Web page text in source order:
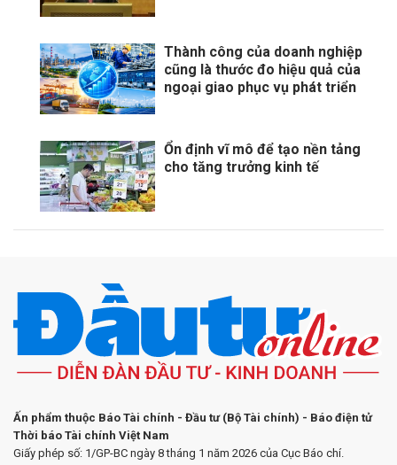
Thành công của doanh nghiệp
cũng là thước đo hiệu quả của
ngoại giao phục vụ phát triển
Ổn định vĩ mô để tạo nền tảng
cho tăng trưởng kinh tế
Ấn phẩm thuộc Báo Tài chính - Đầu tư (Bộ Tài chính) - Báo điện tử
Thời báo Tài chính Việt Nam
Giấy phép số: 1/GP-BC ngày 8 tháng 1 năm 2026 của Cục Báo chí.